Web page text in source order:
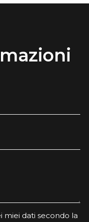
dati secondo la